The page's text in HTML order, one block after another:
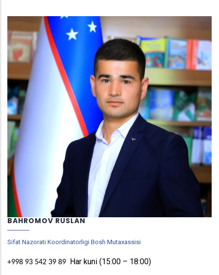
BAHROMOV RUSLAN
Sifat Nazorati Koordinatorligi Bosh Mutaxassisi
+998 93 542 39 89 Har kuni (15:00 – 18:00)